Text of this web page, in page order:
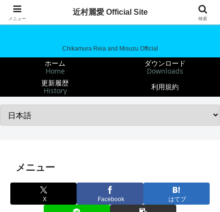
近村麗愛 Official Site
Chikamura Reia and Misuzu Official
ホーム
Home
ダウンロード
Downloads
更新履歴
History 利用規約
メニュー
X Facebook はてブ
メニュー
近村麗愛 Official Site
検索